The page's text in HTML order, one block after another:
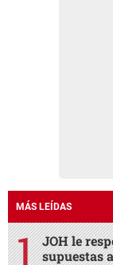
MÁS LEÍDAS
JOH le
supuestas